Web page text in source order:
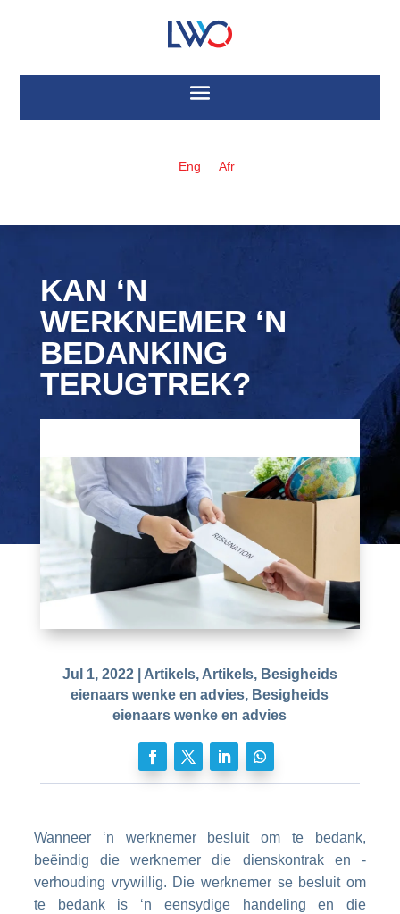
Eng Afr
KAN ‘N
WERKNEMER ‘N
BEDANKING
TERUGTREK?
Jul 1, 2022| Artikels, Artikels, Besigheids
eienaars wenke en advies, Besigheids
eienaars wenke en advies
Wanneer ‘n werknemer besluit om te bedank,
beëindig die werknemer die dienskontrak en -
verhouding vrywillig. Die werknemer se besluit om
te bedank is ‘n eensydige handeling en die